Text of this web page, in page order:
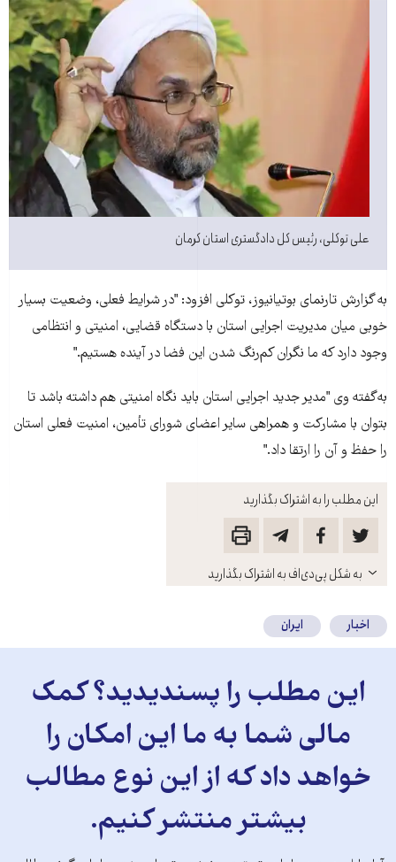
این مطلب را به اشتراک بگذارید
باز
کنید
به شکل پی‌دی‌اف به اشتراک بگذارید
علی توکلی، رئيس کل دادگستری استان کرمان
به گزارش تارنمای بوتيانيوز، توکلی افزود: "در شرايط فعلی، وضعيت بسيار
خوبی ميان مديريت اجرايی استان با دستگاه قضايی، امنيتی و انتظامی
وجود دارد که ما نگران کم‌‌رنگ شدن اين فضا در آينده هستيم."
به‌گفته وی "مدير جديد اجرايی استان بايد نگاه امنيتی هم داشته باشد تا
بتوان با مشارکت و همراهی ساير اعضای شورای تأمين، امنيت فعلی استان
را حفظ و آن را ارتقا داد."
اخبار ایران
این مطلب را پسندیدید؟ کمک
مالی شما به ما این امکان را
خواهد داد که از این نوع مطالب
بیشتر منتشر کنیم.